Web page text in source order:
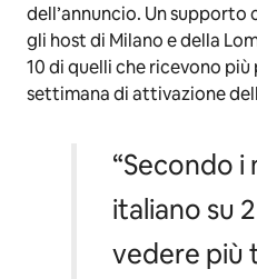
dell’annuncio. Un
gli host di Milano e della
10 di quelli che ricevono
settimana di attivazione
“Secondo i
italiano su
vedere più